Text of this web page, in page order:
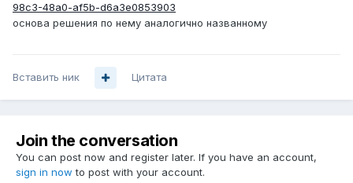
98c3-48a0-af5b-d6a3e0853903
основа решения по нему аналогично названному
Вставить ник Цитата
Join the conversation
You can post now and register later. If you have an account,
sign in now to post with your account.